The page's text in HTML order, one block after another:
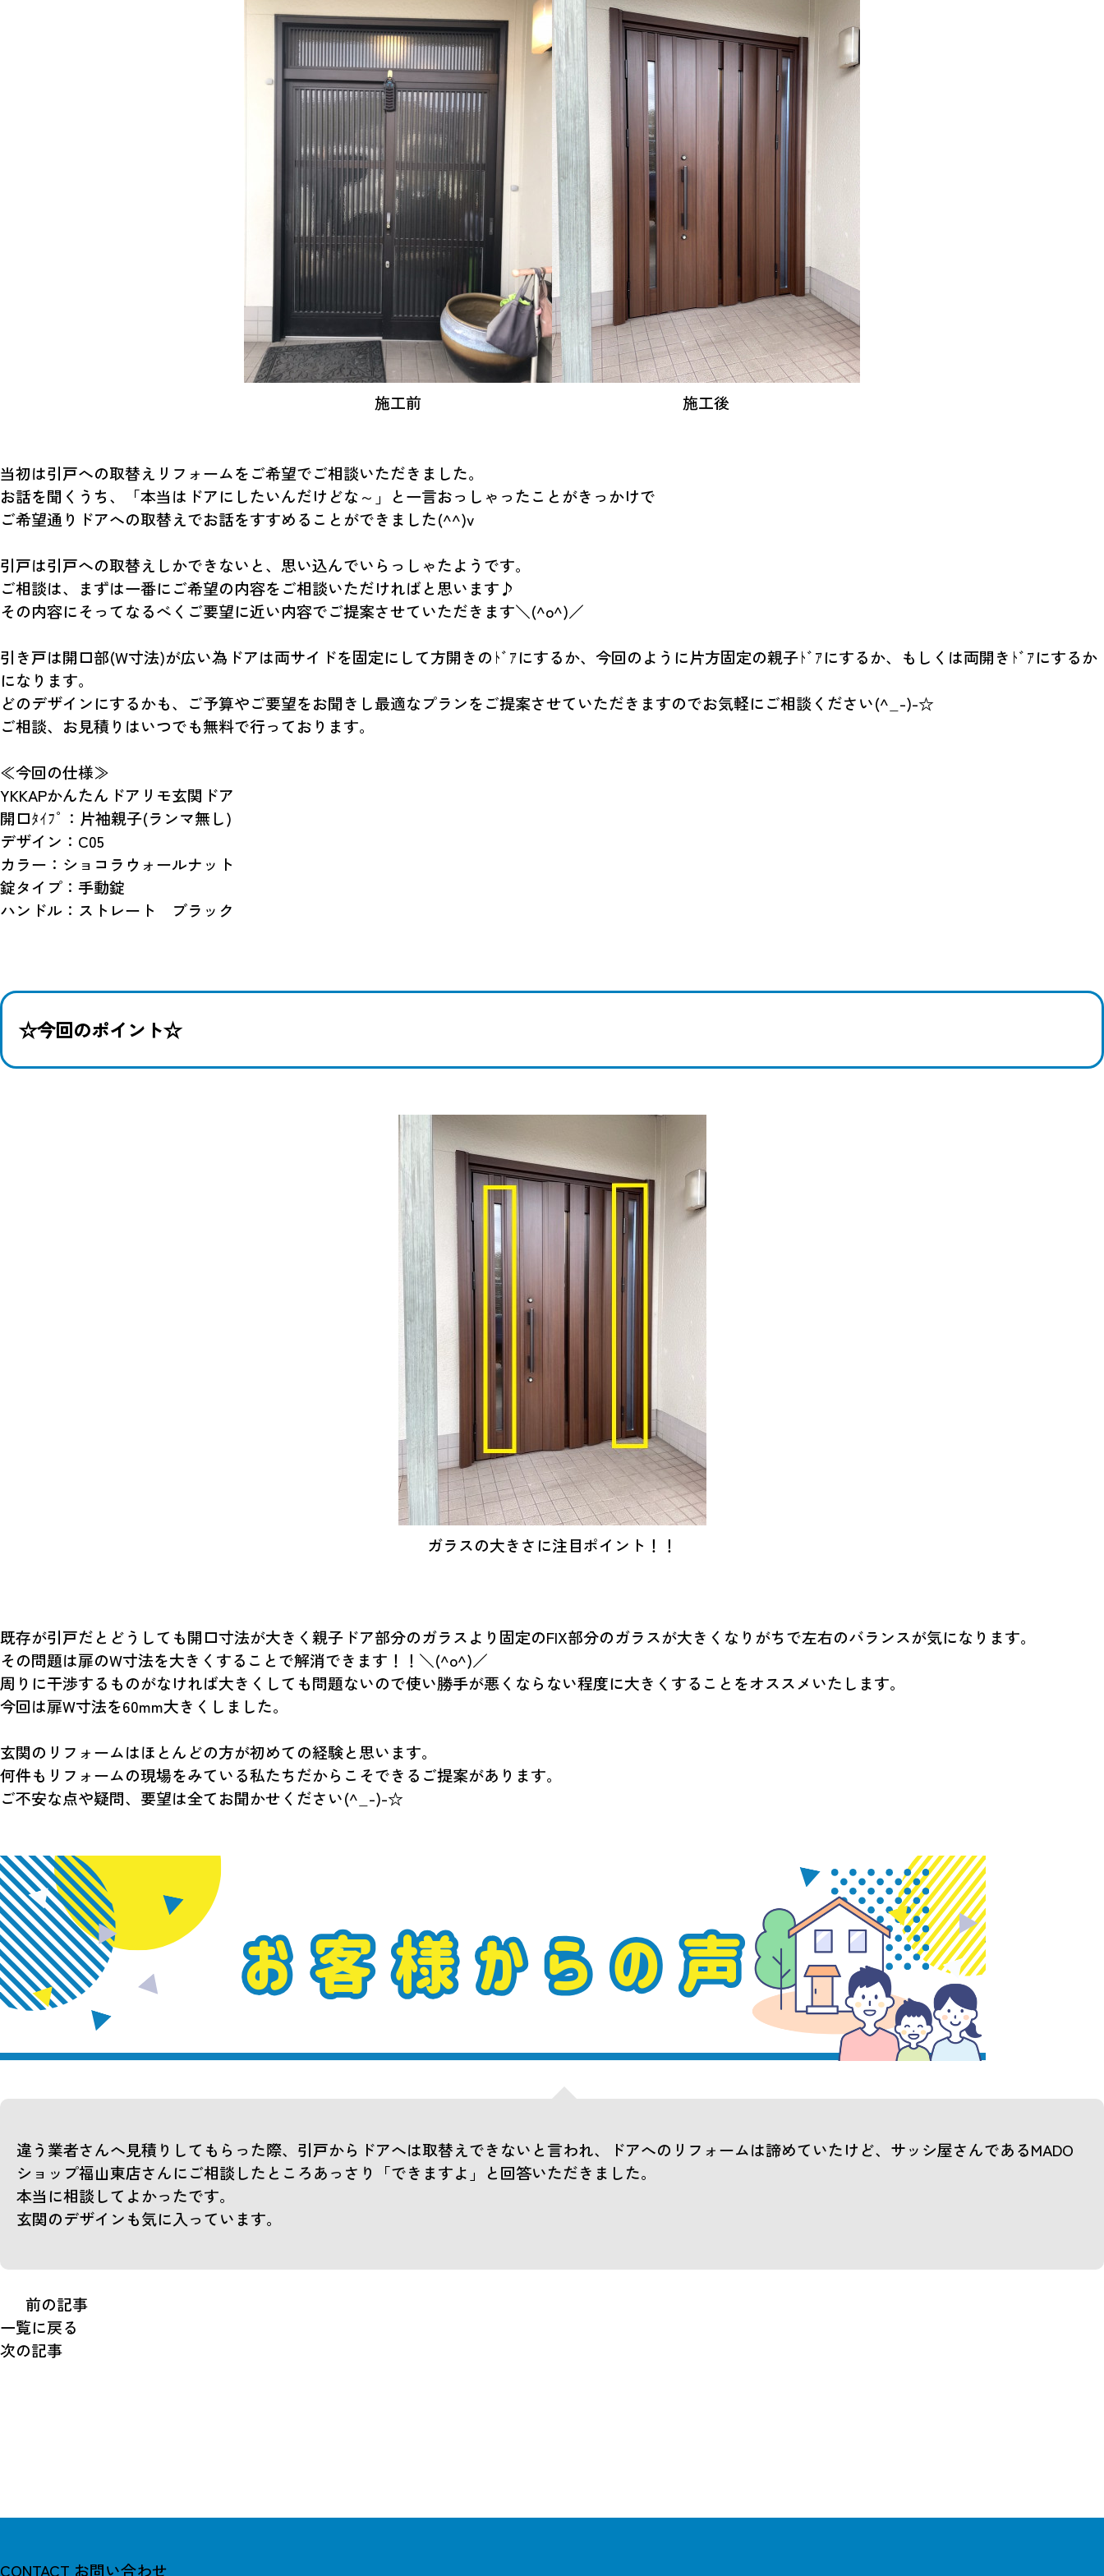
施工前 施工後
当初は引戸への取替えリフォームをご希望でご相談いただきました。
お話を聞くうち、「本当はドアにしたいんだけどな～」と一言おっしゃったことがきっかけで
ご希望通りドアへの取替えでお話をすすめることができました(^^)v
引戸は引戸への取替えしかできないと、思い込んでいらっしゃたようです。
ご相談は、まずは一番にご希望の内容をご相談いただければと思います♪
その内容にそってなるべくご要望に近い内容でご提案させていただきます＼(^o^)／
引き戸は開口部(W寸法)が広い為ドアは両サイドを固定にして方開きのﾄﾞｱにするか、今回のように片方固定の親子ﾄﾞｱにするか、もしくは両開きﾄﾞｱにするか
になります。
どのデザインにするかも、ご予算やご要望をお聞きし最適なプランをご提案させていただきますのでお気軽にご相談ください(^_-)-☆
ご相談、お見積りはいつでも無料で行っております。
≪今回の仕様≫
YKKAPかんたんドアリモ玄関ドア
開口ﾀｲﾌﾟ：片袖親子(ランマ無し)
デザイン：C05
カラー：ショコラウォールナット
錠タイプ：手動錠
ハンドル：ストレート ブラック
☆今回のポイント☆
ガラスの大きさに注目ポイント！！
既存が引戸だとどうしても開口寸法が大きく親子ドア部分のガラスより固定のFIX部分のガラスが大きくなりがちで左右のバランスが気になります。
その問題は扉のW寸法を大きくすることで解消できます！！＼(^o^)／
周りに干渉するものがなければ大きくしても問題ないので使い勝手が悪くならない程度に大きくすることをオススメいたします。
今回は扉W寸法を60mm大きくしました。
玄関のリフォームはほとんどの方が初めての経験と思います。
何件もリフォームの現場をみている私たちだからこそできるご提案があります。
ご不安な点や疑問、要望は全てお聞かせください(^_-)-☆
違う業者さんへ見積りしてもらった際、引戸からドアへは取替えできないと言われ、ドアへのリフォームは諦めていたけど、サッシ屋さんであるMADO
ショップ福山東店さんにご相談したところあっさり「できますよ」と回答いただきました。
本当に相談してよかったです。
玄関のデザインも気に入っています。
前の記事
一覧に戻る
次の記事
CONTACT お問い合わせ